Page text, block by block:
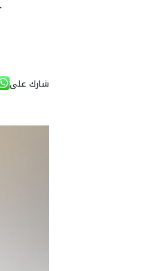
شارك على